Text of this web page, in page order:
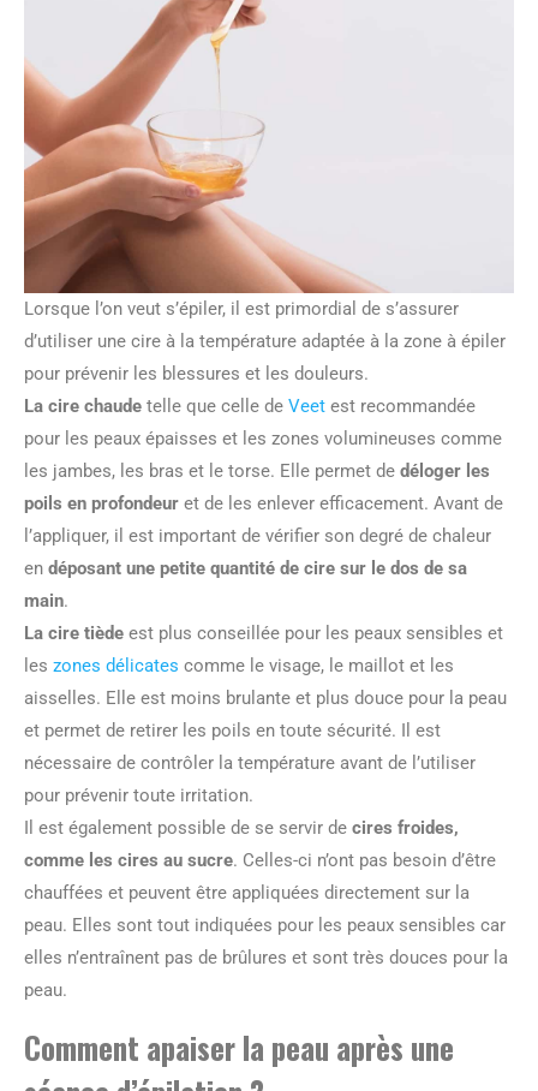
Lorsque l’on veut s’épiler, il est primordial de s’assurer
d’utiliser une cire à la température adaptée à la zone à épiler
pour prévenir les blessures et les douleurs.
La cire chaude telle que celle de Veet est recommandée
pour les peaux épaisses et les zones volumineuses comme
les jambes, les bras et le torse. Elle permet de déloger les
poils en profondeur et de les enlever efficacement. Avant de
l’appliquer, il est important de vérifier son degré de chaleur
en déposant une petite quantité de cire sur le dos de sa
main.
La cire tiède est plus conseillée pour les peaux sensibles et
les zones délicates comme le visage, le maillot et les
aisselles. Elle est moins brulante et plus douce pour la peau
et permet de retirer les poils en toute sécurité. Il est
nécessaire de contrôler la température avant de l’utiliser
pour prévenir toute irritation.
Il est également possible de se servir de cires froides,
comme les cires au sucre. Celles-ci n’ont pas besoin d’être
chauffées et peuvent être appliquées directement sur la
peau. Elles sont tout indiquées pour les peaux sensibles car
elles n’entraînent pas de brûlures et sont très douces pour la
peau.
Comment apaiser la peau après une